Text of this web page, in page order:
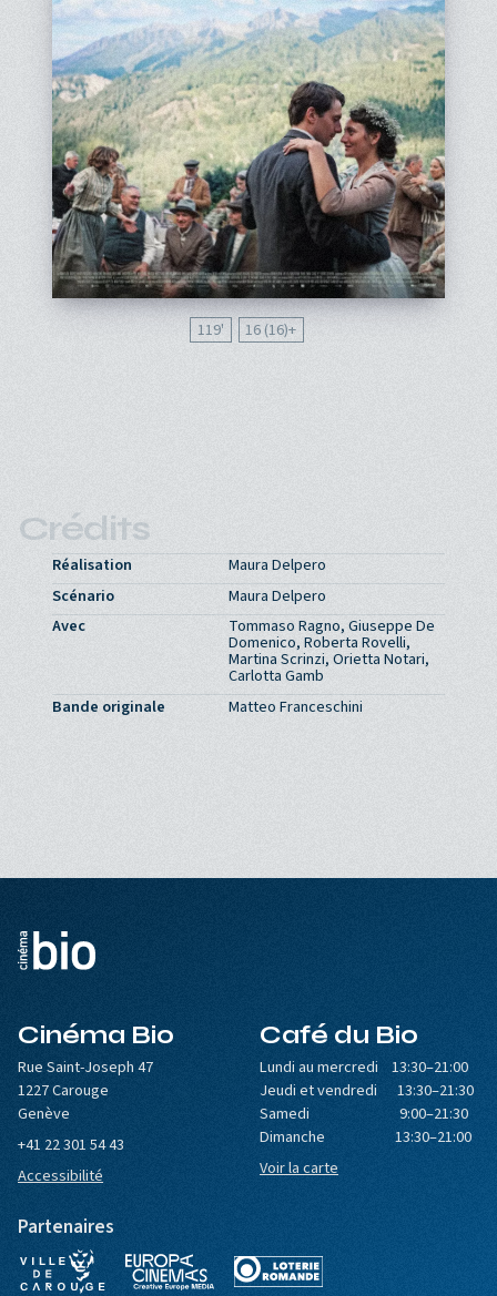
119' 16 (16)
Crédits
Réalisation
Maura Delpero
Scénario
Maura Delpero
Avec
Tommaso Ragno, Giuseppe De
Domenico, Roberta Rovelli,
Martina Scrinzi, Orietta Notari,
Carlotta Gamb
Bande originale
Matteo Franceschini
Cinéma Bio
Rue Saint-Joseph 47
1227 Carouge
Genève
+41 22 301 54 43
Accessibilité
Café du Bio
Lundi au mercredi 13:30–21:00
Jeudi et vendredi 13:30–21:30
Samedi 9:00–21:30
Dimanche 13:30–21:00
Voir la carte
Partenaires